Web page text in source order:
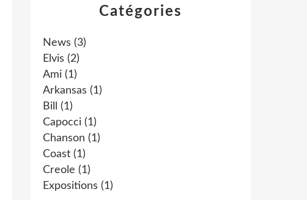
Catégories
News (3)
Elvis (2)
Ami (1)
Arkansas (1)
Bill
(1)
Capocci (1)
Chanson (1)
Coast (1)
Creole (1)
Expositions (1)